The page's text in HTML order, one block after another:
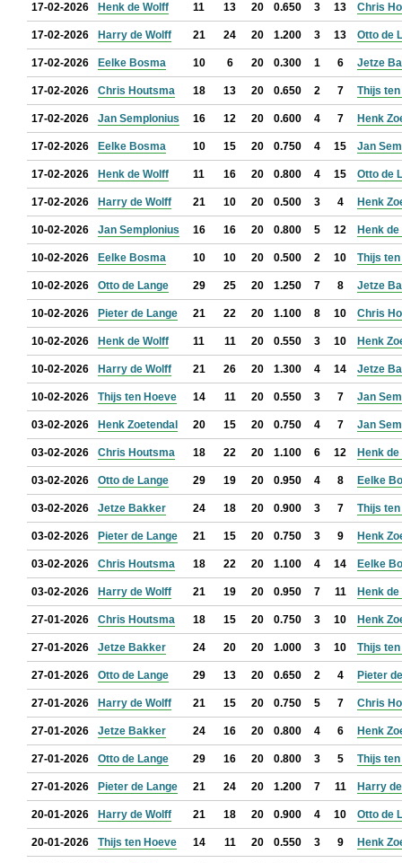
17-02-2026 Henk de Wolff 11 13 20 0.650 3 13 Chris
17-02-2026 Harry de Wolff 21 24 20 1.200 3 13 Otto de
17-02-2026 Eelke Bosma 10 6 20 0.300 1 6 Jetze
17-02-2026 Chris Houtsma 18 13 20 0.650 2 7 Thijs
17-02-2026 Jan Semplonius 16 12 20 0.600 4 7 Henk
17-02-2026 Eelke Bosma 10 15 20 0.750 4 15 Jan
17-02-2026 Henk de Wolff 11 16 20 0.800 4 15 Otto de
17-02-2026 Harry de Wolff 21 10 20 0.500 3 4 Henk
10-02-2026 Jan Semplonius 16 16 20 0.800 5 12 Henk
10-02-2026 Eelke Bosma 10 10 20 0.500 2 10 Thijs
10-02-2026 Otto de Lange 29 25 20 1.250 7 8 Jetze
10-02-2026 Pieter de Lange 21 22 20 1.100 8 10 Chris
10-02-2026 Henk de Wolff 11 11 20 0.550 3 10 Henk
10-02-2026 Harry de Wolff 21 26 20 1.300 4 14 Jetze
10-02-2026 Thijs ten Hoeve 14 11 20 0.550 3 7 Jan
03-02-2026 Henk Zoetendal 20 15 20 0.750 4 7 Jan
03-02-2026 Chris Houtsma 18 22 20 1.100 6 12 Henk
03-02-2026 Otto de Lange 29 19 20 0.950 4 8 Eelke
03-02-2026 Jetze Bakker 24 18 20 0.900 3 7 Thijs
03-02-2026 Pieter de Lange 21 15 20 0.750 3 9 Henk
03-02-2026 Chris Houtsma 18 22 20 1.100 4 14 Eelke
03-02-2026 Harry de Wolff 21 19 20 0.950 7 11 Henk
27-01-2026 Chris Houtsma 18 15 20 0.750 3 10 Henk
27-01-2026 Jetze Bakker 24 20 20 1.000 3 10 Thijs
27-01-2026 Otto de Lange 29 13 20 0.650 2 4 Pieter
27-01-2026 Harry de Wolff 21 15 20 0.750 5 7 Chris
27-01-2026 Jetze Bakker 24 16 20 0.800 4 6 Henk
27-01-2026 Otto de Lange 29 16 20 0.800 3 5 Thijs
27-01-2026 Pieter de Lange 21 24 20 1.200 7 11 Harry
20-01-2026 Harry de Wolff 21 18 20 0.900 4 10 Otto de
20-01-2026 Thijs ten Hoeve 14 11 20 0.550 3 9 Henk